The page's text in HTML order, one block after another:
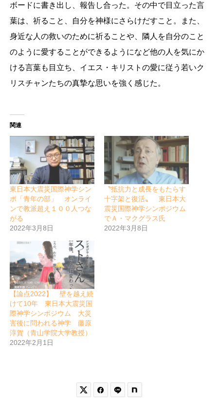
ボードに書き出し、報告し合った。その中で目立った言
葉は、祈ること、自分を神様にさらけだすこと。また、
身近な人の救いのために祈ることや、隣人を自分のこと
のように愛することができるようになど他の人を気にか
ける言葉も目立ち、イエス・キリストの愛に従う若いク
リスチャンたちの真摯な思いを強く感じた。
関連
東日本大震災国際神学シン
ポ「青年の部」 オンライ
ンで教派超え１００人つな
がる
2022年3月8日
〝抵抗力と成長をもたらす
十字架と復活〟 東日本大
震災国際神学シンポジウム
でＡ・マクグラス氏
2022年3月8日
【論点2022】 壁を越え続
けて10年 東日本大震災国
際神学シンポジウム 大災
害後に問われる神学 藤原
淳賀（青山学院大学教授）
2022年2月1日
 